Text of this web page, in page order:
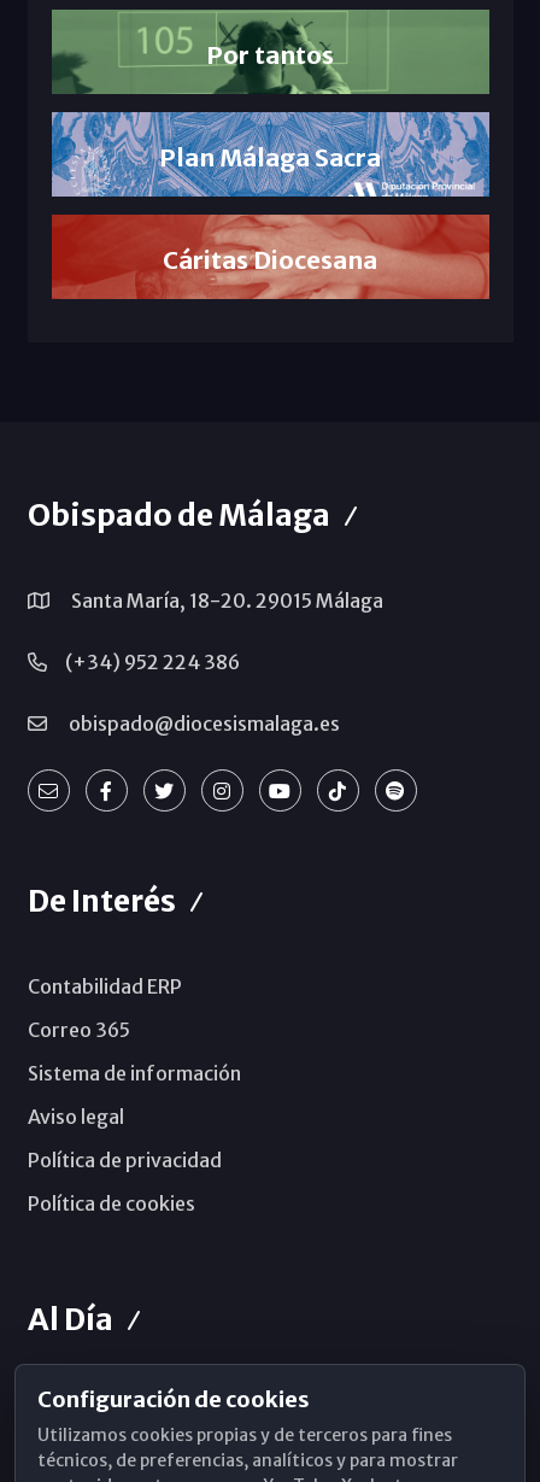
Por tantos
Plan Málaga Sacra
Cáritas Diocesana
Obispado de Málaga
Santa María, 18-20. 29015 Málaga
(+34) 952 224 386
obispado@diocesismalaga.es
De Interés
Contabilidad ERP
Correo 365
Sistema de información
Aviso legal
Política de privacidad
Política de cookies
Al Día
Horarios de Misa
Hemeroteca
Configuración de cookies
Utilizamos cookies propias y de terceros para fines
técnicos, de preferencias, analíticos y para mostrar